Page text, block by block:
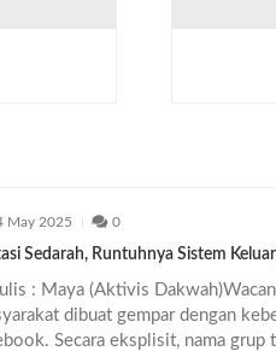
May 2025 0
Sedarah, Runtuhnya Sistem
: Maya (Aktivis
dibuat gempar dengan
Secara eksplisit, nama grup